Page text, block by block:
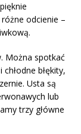
pięknie
odcienie –
Można spotkać
błękity,
Usta są
lub
trzy główne